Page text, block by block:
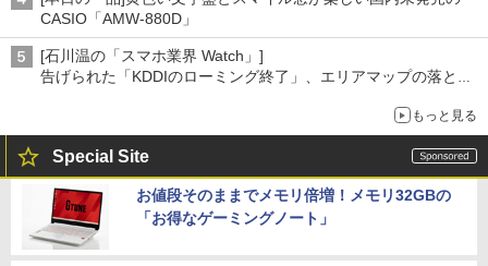
CASIO「AMW-880D」
[石川温の「スマホ業界 Watch」]
告げられた「KDDIのローミング終了」、エリアマップの落とし
もっと見る
Special Site
お値段そのままでメモリ倍増！メモリ32GBの
「お得なゲーミングノート」